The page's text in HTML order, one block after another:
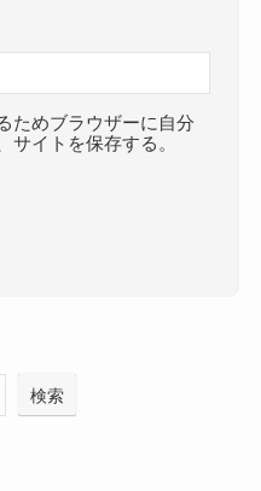
ためブラウザーに自分
サイトを保存する。
検索